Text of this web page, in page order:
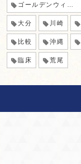
ゴールデンウィーク
大分 川崎
比較 沖縄
臨床 荒尾